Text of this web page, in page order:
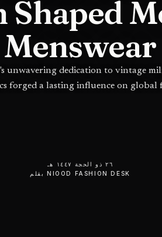
Shaped
Menswear
unwavering dedication to vintage
forged a lasting influence on global
٢٦ ذو الحجة ١٤٤٧ هـ
بقلم
NIOOD FASHION DESK